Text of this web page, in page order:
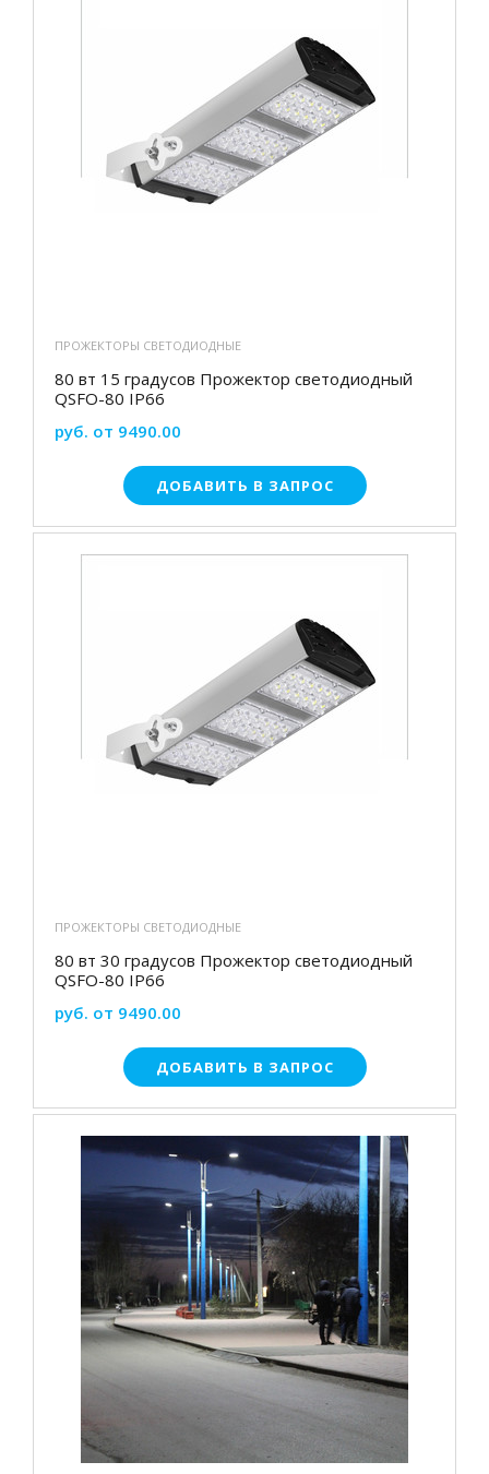
ПРОЖЕКТОРЫ СВЕТОДИОДНЫЕ
80 вт 15 градусов Прожектор светодиодный
QSFO-80 IP66
руб. от 9490.00
ДОБАВИТЬ В ЗАПРОС
ПРОЖЕКТОРЫ СВЕТОДИОДНЫЕ
80 вт 30 градусов Прожектор светодиодный
QSFO-80 IP66
руб. от 9490.00
ДОБАВИТЬ В ЗАПРОС